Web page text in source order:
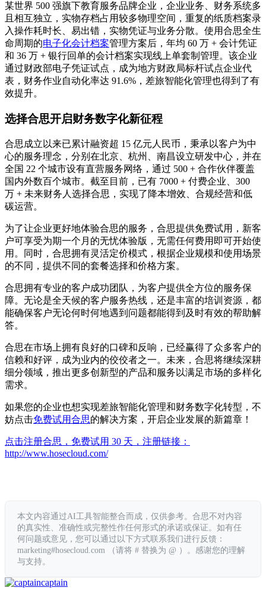
某世界 500 强旗下教育服务品牌企业，企业业务、财务系统多
且相互独立，实物存档占用较多物理空间，重复的纸质档案录
入操作耗时长、易出错，实物凭证与业务分散。使用合思全生
命周期的电子化会计档案管理方案后，年均 60 万 + 会计凭证
和 36 万 + 银行回单的会计档案实现线上单套制管理。该企业
通过财政部电子凭证试点，成为地方财政局标杆试点企业代
表，财务作业自动化率达 91.6%，差旅智能化管理也得到了有
效提升。
选择合思开启财务数字化新征程
合思成立以来已累计融资超 15 亿元人民币，秉承以客户为中
心的服务理念，分别在北京、杭州、南昌设立研发中心，并在
全国 22 个城市设有直营服务网络，通过 500 + 合作伙伴覆盖
国内外数百个城市。截至目前，已有 7000 + 付费企业、300
万 + 未来财务人选择合思，实现了降本增效、合规经营和低
碳运营。
为了让企业更好地体验合思的服务，合思提供免费试用，新客
户可享受为期一个月的无忧体验版，无需任何费用即可开始使
用。同时，合思拥有灵活定价模式，根据企业规模和使用场景
的不同，提供不同的套餐选择和价格方案。
合思拥有专业的客户成功团队，为客户提供全方位的服务保
障。无论是全天候的客户服务热线，还是丰富的培训资源，都
能确保客户无论何时何地遇到问题都能得到及时有效的帮助解
答。
合思在市场上拥有良好的口碑和反响，已经赢得了众多客户的
信赖和好评，成为业内的佼佼者之一。未来，合思将继续深耕
细分领域，推出更多创新型的产品和服务以满足市场的多样化
需求。
如果您的企业也想实现差旅智能化管理和财务数字化转型，不
妨点击免费试用合思的解决方案，开启企业发展的新篇章！
点击注册合思，免费试用 30 天，注册链接：
http://www.hosecloud.com/
本文内容通过AI工具智能整合而成，仅供参考。合思不对内容
的真实性、准确性或完整性作任何形式的承诺或保证。如有任
何问题或意见，您可以通过以下方式联系我们进行反馈：
marketing#hosecloud.com （请将 # 替换为 @ ）。感谢您的理解
与支持。
captain